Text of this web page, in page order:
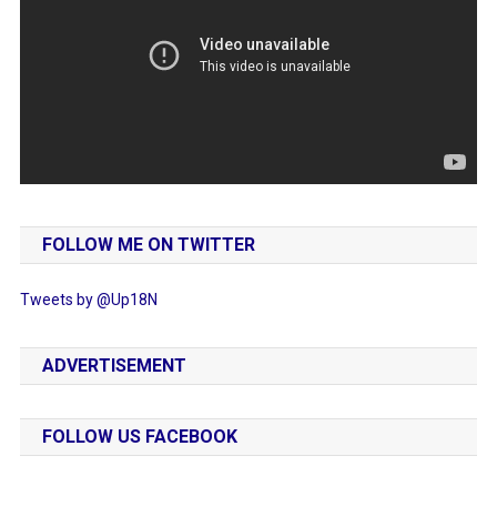
FOLLOW ME ON TWITTER
Tweets by @Up18N
ADVERTISEMENT
FOLLOW US FACEBOOK